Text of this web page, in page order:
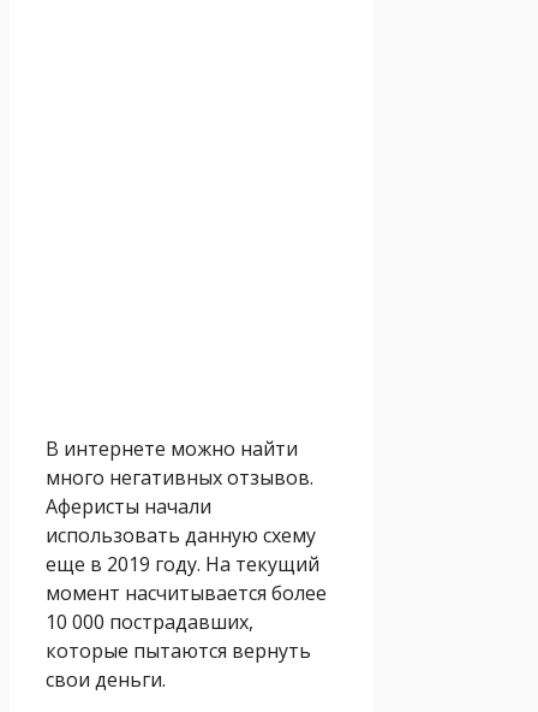
В интернете можно найти
много негативных отзывов.
Аферисты начали
использовать данную схему
еще в 2019 году. На текущий
момент насчитывается более
10 000 пострадавших,
которые пытаются вернуть
свои деньги.